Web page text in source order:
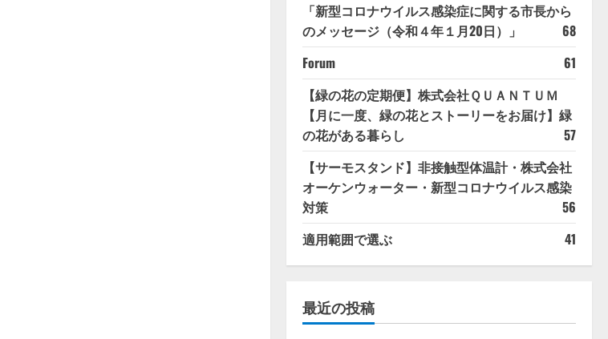
「新型コロナウイルス感染症に関する市長から
のメッセージ（令和４年１月20日）」
68
Forum
61
【緑の花の定期便】株式会社ＱＵＡＮＴＵＭ
【月に一度、緑の花とストーリーをお届け】緑
の花がある暮らし
57
【サーモスタンド】非接触型体温計・株式会社
オーケンウォーター・新型コロナウイルス感染
対策
56
適用範囲で選ぶ
41
最近の投稿